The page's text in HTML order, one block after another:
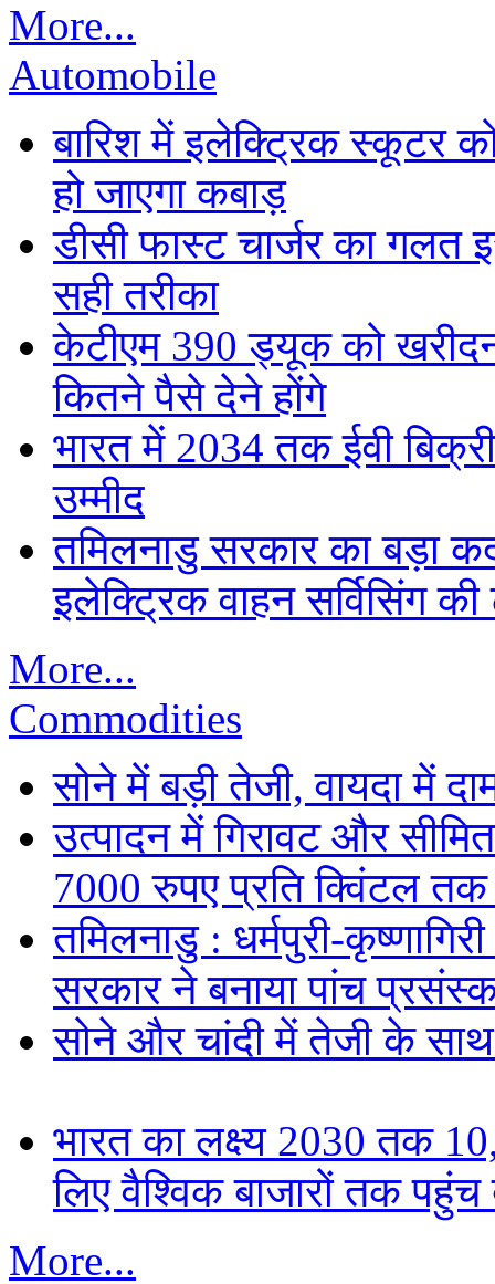
More...
Automobile
बारिश में इलेक्ट्रिक स्कूटर को
हो जाएगा कबाड़
डीसी फास्ट चार्जर का गलत
सही तरीका
केटीएम 390 ड्यूक को
कितने पैसे देने होंगे
भारत में 2034 तक ईवी
उम्मीद
तमिलनाडु सरकार का बड़ा
इलेक्ट्रिक वाहन सर्विसिंग
More...
Commodities
सोने में बड़ी तेजी, वायदा में
उत्पादन में गिरावट और
7000 रुपए प्रति क्विंटल
तमिलनाडु : धर्मपुरी-
सरकार ने बनाया पांच
सोने और चांदी में तेजी के
भारत का लक्ष्य 2030 तक
लिए वैश्विक बाजारों तक पहुंच
More...